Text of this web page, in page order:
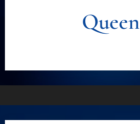
Queen